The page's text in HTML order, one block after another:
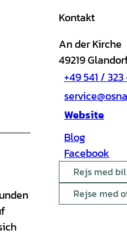
Kontakt
An der Kirche
49219
+49 541 /
Website
Blog
Facebook
Rejs med bil
Rejse med